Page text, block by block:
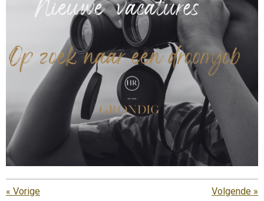
« Vorige Volgende »